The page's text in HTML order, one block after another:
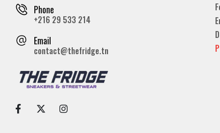
Phone
+216 29 533 214
Email
contact@thefridge.tn